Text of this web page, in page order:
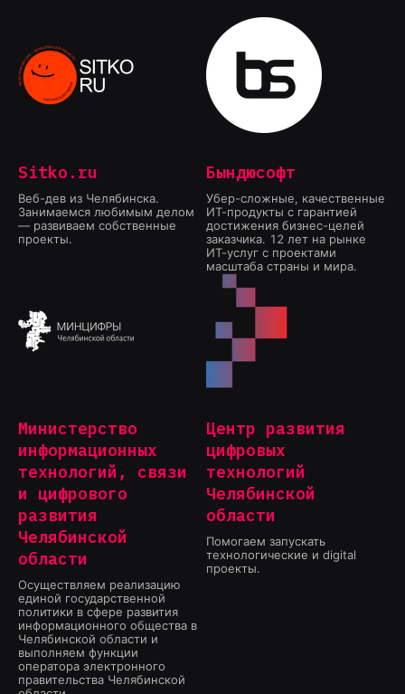
Sitko.ru
Веб-дев из Челябинска.
Занимаемся любимым делом
— развиваем собственные
проекты.
Бындюсофт
Убер-сложные, качественные
ИТ-продукты с гарантией
достижения бизнес-целей
заказчика. 12 лет на рынке
ИТ-услуг с проектами
масштаба страны и мира.
Министерство
информационных
технологий, связи
и цифрового
развития
Челябинской
области
Осуществляем реализацию
единой государственной
политики в сфере развития
информационного общества в
Челябинской области и
выполняем функции
оператора электронного
правительства Челябинской
Центр развития
цифровых
технологий
Челябинской
области
Помогаем запускать
технологические и digital
проекты.